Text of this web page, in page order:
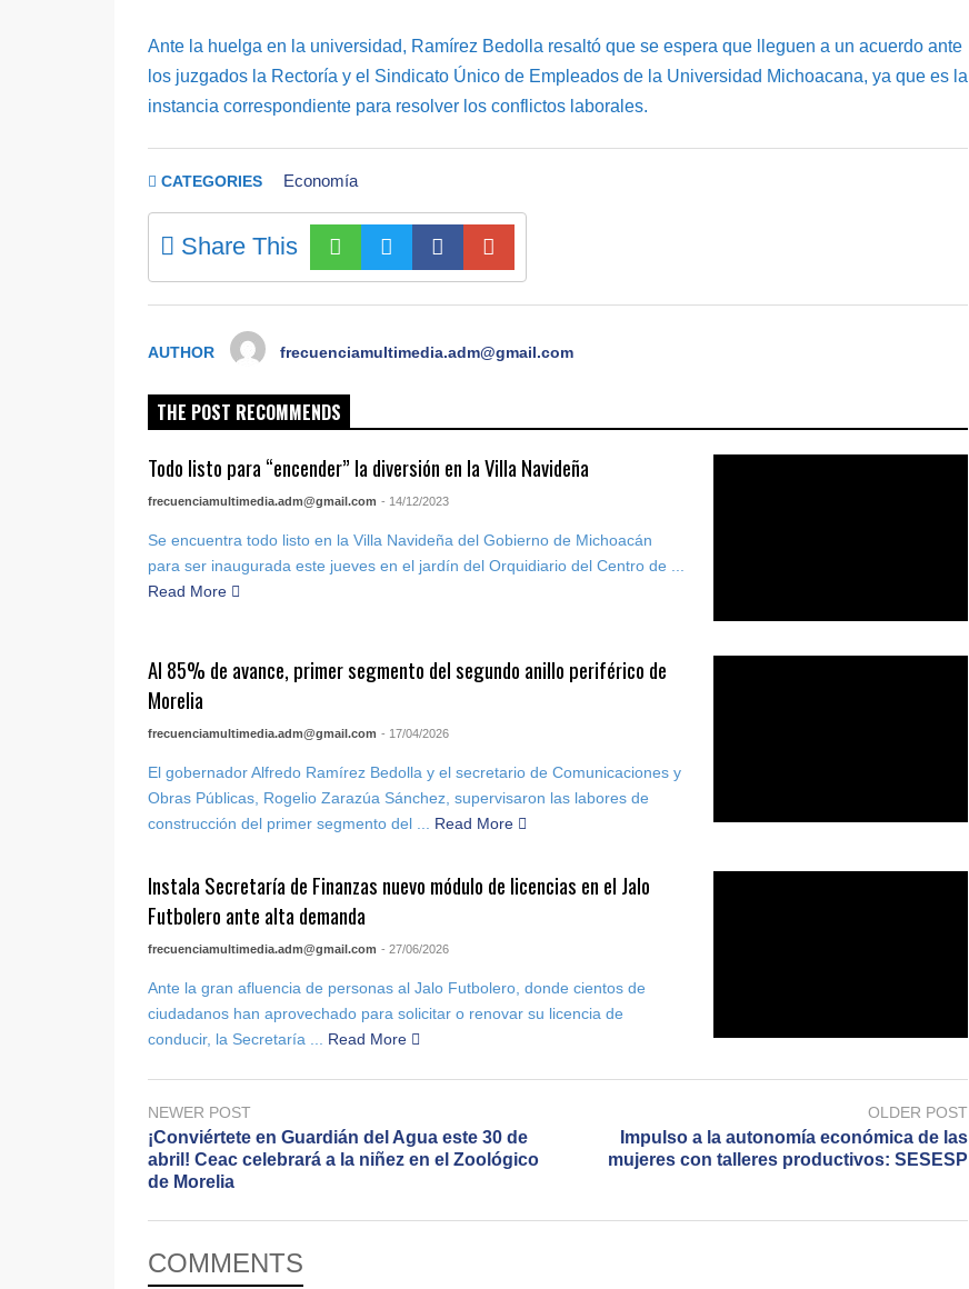
Ante la huelga en la universidad, Ramírez Bedolla resaltó que se espera que lleguen a un acuerdo ante
los juzgados la Rectoría y el Sindicato Único de Empleados de la Universidad Michoacana, ya que es la
instancia correspondiente para resolver los conflictos laborales.
CATEGORIES Economía
Share This
AUTHOR frecuenciamultimedia.adm@gmail.com
THE POST RECOMMENDS
Todo listo para “encender” la diversión en la Villa Navideña
frecuenciamultimedia.adm@gmail.com - 14/12/2023
Se encuentra todo listo en la Villa Navideña del Gobierno de Michoacán
para ser inaugurada este jueves en el jardín del Orquidiario del Centro de ...
Read More
Al 85% de avance, primer segmento del segundo anillo periférico de
Morelia
frecuenciamultimedia.adm@gmail.com - 17/04/2026
El gobernador Alfredo Ramírez Bedolla y el secretario de Comunicaciones y
Obras Públicas, Rogelio Zarazúa Sánchez, supervisaron las labores de
construcción del primer segmento del ...
Read More
Instala Secretaría de Finanzas nuevo módulo de licencias en el Jalo
Futbolero ante alta demanda
frecuenciamultimedia.adm@gmail.com - 27/06/2026
Ante la gran afluencia de personas al Jalo Futbolero, donde cientos de
ciudadanos han aprovechado para solicitar o renovar su licencia de
conducir, la Secretaría ...
Read More
NEWER POST
¡Conviértete en Guardián del Agua este 30 de
abril! Ceac celebrará a la niñez en el Zoológico
de Morelia
OLDER POST
Impulso a la autonomía económica de las
mujeres con talleres productivos: SESESP
COMMENTS